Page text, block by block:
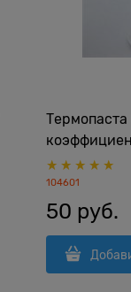
Термопаста
Вт/м*K
104601
50 руб.